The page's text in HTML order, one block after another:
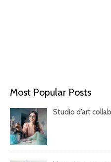
Most Popular Posts
Studio d’art